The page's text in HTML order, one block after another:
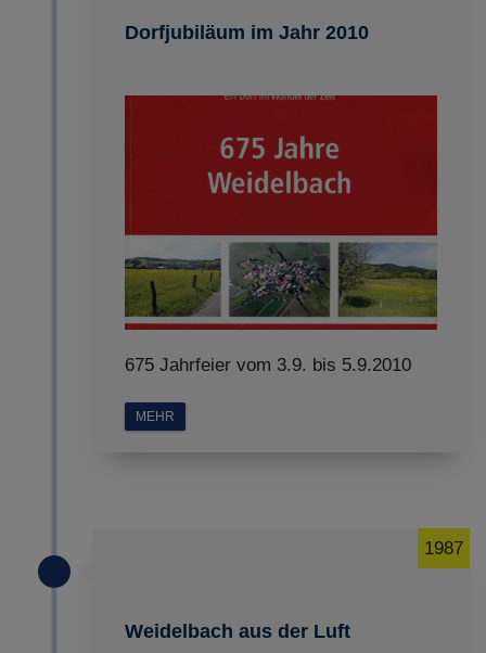
Dorfjubiläum im Jahr 2010
675 Jahrfeier vom 3.9. bis 5.9.2010
MEHR
Weidelbach aus der Luft
1987